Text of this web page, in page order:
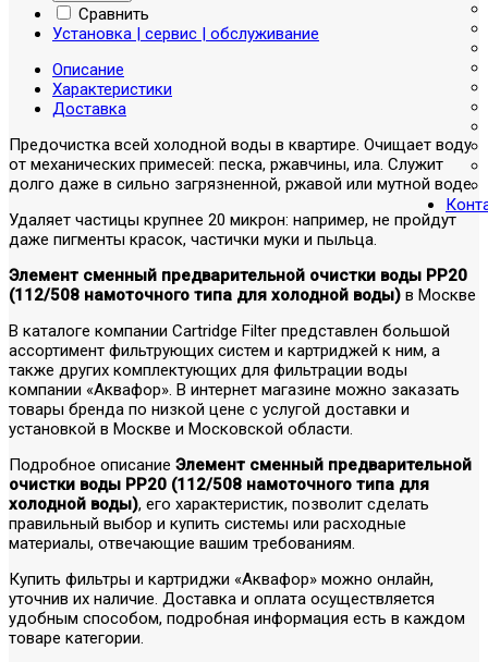
Сравнить
Установка | сервис | обслуживание
Описание
Характеристики
Доставка
Предочистка всей холодной воды в квартире. Очищает воду
от механических примесей: песка, ржавчины, ила. Служит
долго даже в сильно загрязненной, ржавой или мутной воде.
Удаляет частицы крупнее 20 микрон: например, не пройдут
даже пигменты красок, частички муки и пыльца.
Элемент сменный предварительной очистки воды РР20
(112/508 намоточного типа для холодной воды) в Москве
В каталоге компании Cartridge Filter представлен большой
ассортимент фильтрующих систем и картриджей к ним, а
также других комплектующих для фильтрации воды
компании «Аквафор». В интернет магазине можно заказать
товары бренда по низкой цене с услугой доставки и
установкой в Москве и Московской области.
Подробное описание Элемент сменный предварительной
очистки воды РР20 (112/508 намоточного типа для
холодной воды), его характеристик, позволит сделать
правильный выбор и купить системы или расходные
материалы, отвечающие вашим требованиям.
Купить фильтры и картриджи «Аквафор» можно онлайн,
уточнив их наличие. Доставка и оплата осуществляется
удобным способом, подробная информация есть в каждом
товаре категории.